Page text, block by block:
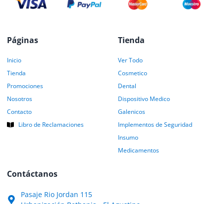
Páginas
Inicio
Tienda
Promociones
Nosotros
Contacto
Libro de Reclamaciones
Tienda
Ver Todo
Cosmetico
Dental
Dispositivo Medico
Galenicos
Implementos de Seguridad
Insumo
Medicamentos
Contáctanos
Pasaje Rio Jordan 115